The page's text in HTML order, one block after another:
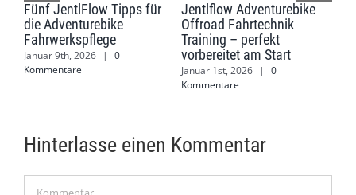
Fünf JentlFlow Tipps für
die Adventurebike
Fahrwerkspflege
Januar 9th, 2026 |
0
Kommentare
Jentlflow Adventurebike
Offroad Fahrtechnik
Training – perfekt
vorbereitet am Start
Januar 1st, 2026 |
0
Kommentare
Hinterlasse einen Kommentar
Kommentar